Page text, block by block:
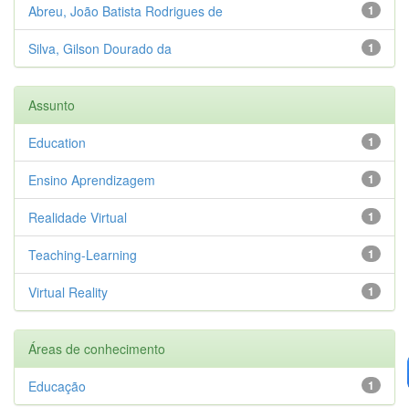
1
Abreu, João Batista Rodrigues de
1
Silva, Gilson Dourado da
Assunto
1
Education
1
Ensino Aprendizagem
1
Realidade Virtual
1
Teaching-Learning
1
Virtual Reality
Áreas de conhecimento
1
Educação